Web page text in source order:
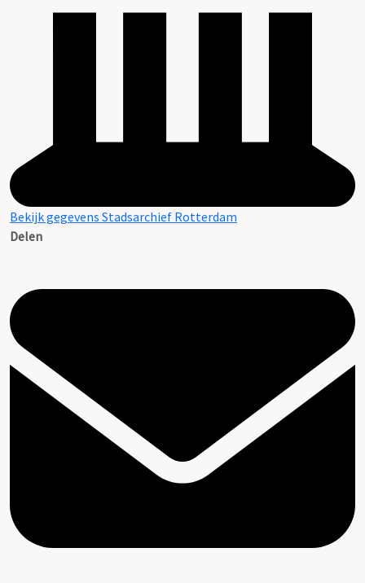
Bekijk gegevens Stadsarchief Rotterdam
Delen